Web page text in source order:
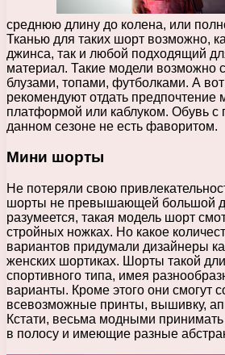
среднюю длину до колена, или
Тканью для таких шорт возможно,
джинса, так и любой подходящий
материал. Такие модели возможно
блузами, топами, футболками. А
рекомендуют отдать предпочтение
платформой или каблуком. Обувь с
данном сезоне не есть фаворитом.
Мини шорты
Не потеряли свою
шорты не превышающей большой
разумеется, такая модель шорт
стройных ножках. Но какое
вариантов придумали дизайнеры
женских шортиках. Шорты такой
спортивного типа, имея
варианты. Кроме этого они смогут
всевозможные принты, вышивку,
Кстати, весьма модными
в полосу и имеющие разные